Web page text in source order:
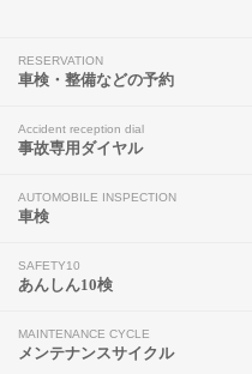
RESERVATION
車検・整備などの予約
Accident reception dial
事故専用ダイヤル
AUTOMOBILE INSPECTION
車検
SAFETY10
あんしん10検
MAINTENANCE CYCLE
メンテナンスサイクル